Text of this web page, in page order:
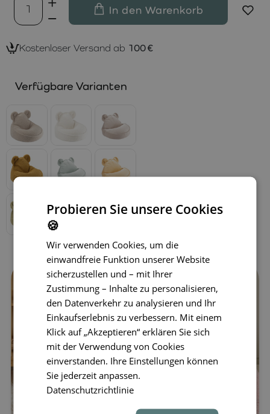
In den Warenkorb
Kostenloser Versand ab 100 €
Verfügbare Varianten
Probieren Sie unsere Cookies
🍪
Wir verwenden Cookies, um die
einwandfreie Funktion unserer Website
sicherzustellen und – mit Ihrer
Zustimmung – Inhalte zu personalisieren,
den Datenverkehr zu analysieren und Ihr
Einkaufserlebnis zu verbessern. Mit einem
Klick auf „Akzeptieren“ erklären Sie sich
mit der Verwendung von Cookies
einverstanden. Ihre Einstellungen können
Sie jederzeit anpassen.
Datenschutzrichtlinie